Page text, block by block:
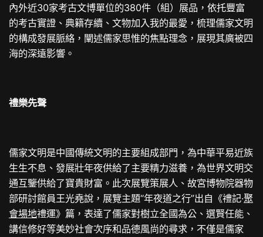
內外近30家考古文博單位的380件（組）展品，依托豐富
的考古實證、典籍存續、文物加入我的最愛，梳理儒家文明
的構成發展脈絡，闡述儒家思惟的焦點理念，展現其廣被四
海的深遠影響。
禮樂先聲
儒家文明是中國傳統文明的主要組成部門，為中華平易近族
生生不息、發展壯年夜供給了主要精力滋養，為世界文明交
通互鑒供給了寶貴財富。此次展覽策展人、故宮博物院器物
部研討館員王光堯說，展覽主題“年夜道之行”出自《禮記·聚
會場地禮運》篇，表達了儒家對樹立全國為公、選賢任能、
講信修好等美妙社會次序和品德風尚的尋求，不僅是儒家